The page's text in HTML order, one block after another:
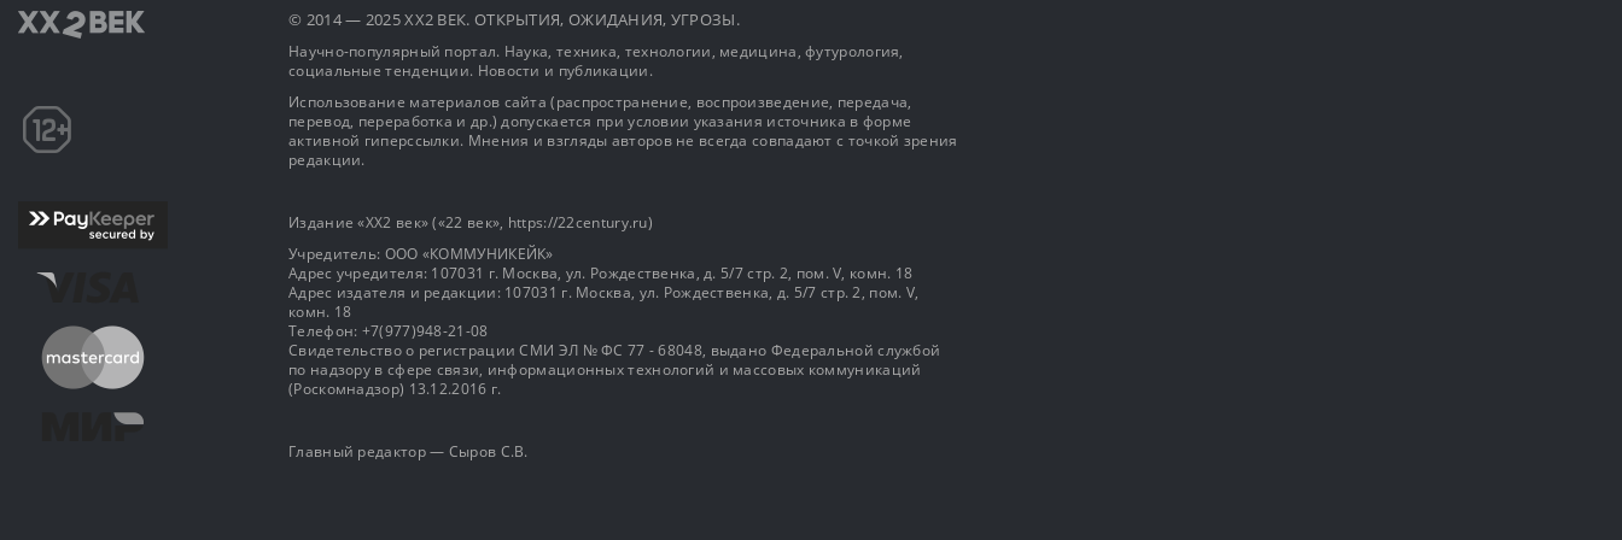
© 2014 — 2025 XX2 ВЕК. ОТКРЫТИЯ, ОЖИДАНИЯ, УГРОЗЫ.
Научно-популярный портал. Наука, техника, технологии, медицина, футурология,
социальные тенденции. Новости и публикации.
Использование материалов сайта (распространение, воспроизведение, передача,
перевод, переработка и др.) допускается при условии указания источника в форме
активной гиперссылки. Мнения и взгляды авторов не всегда совпадают с точкой зрения
редакции.
Издание «XX2 век» («22 век», https://22century.ru)
Учредитель: OOO «КОММУНИКЕЙК»
Адрес учредителя: 107031 г. Москва, ул. Рождественка, д. 5/7 стр. 2, пом. V, комн. 18
Адрес издателя и редакции: 107031 г. Москва, ул. Рождественка, д. 5/7 стр. 2, пом. V,
комн. 18
Телефон: +7(977)948-21-08
Свидетельство о регистрации СМИ ЭЛ № ФС 77 - 68048, выдано Федеральной службой
по надзору в сфере связи, информационных технологий и массовых коммуникаций
(Роскомнадзор) 13.12.2016 г.
Главный редактор — Сыров С.В.